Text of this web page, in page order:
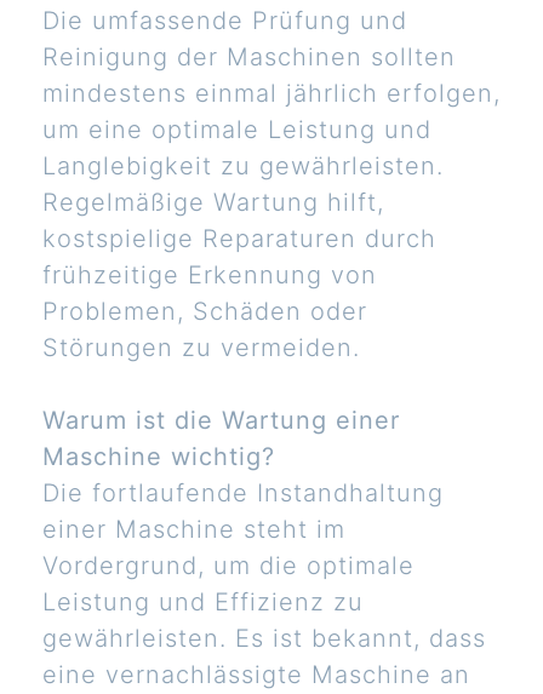
Die umfassende Prüfung und
Reinigung der Maschinen sollten
mindestens einmal jährlich erfolgen,
um eine optimale Leistung und
Langlebigkeit zu gewährleisten.
Regelmäßige Wartung hilft,
kostspielige Reparaturen durch
frühzeitige Erkennung von
Problemen, Schäden oder
Störungen zu vermeiden.
Warum ist die Wartung einer
Maschine wichtig?
Die fortlaufende Instandhaltung
einer Maschine steht im
Vordergrund, um die optimale
Leistung und Effizienz zu
gewährleisten. Es ist bekannt, dass
eine vernachlässigte Maschine an